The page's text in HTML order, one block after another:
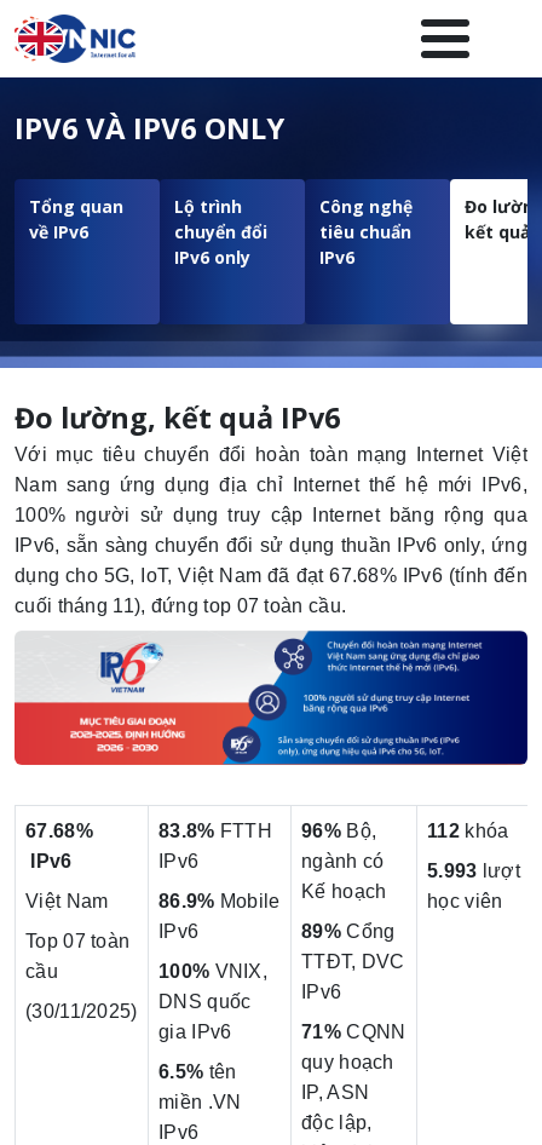
Nhảy đến nội dung
Menuheader của website
IPV6 VÀ IPV6 ONLY
Tổng quan
về IPv6
Lộ trình
chuyển đổi
IPv6 only
Công nghệ
tiêu chuẩn
IPv6
Đo
kết quả
Đo lường, kết quả IPv6
Với mục tiêu chuyển đổi hoàn toàn mạng Internet Việt
Nam sang ứng dụng địa chỉ Internet thế hệ mới IPv6,
100% người sử dụng truy cập Internet băng rộng qua
IPv6, sẵn sàng chuyển đổi sử dụng thuần IPv6 only, ứng
dụng cho 5G, IoT, Việt Nam đã đạt 67.68% IPv6 (tính đến
cuối tháng 11), đứng top 07 toàn cầu.
67.68%
IPv6
Việt Nam
Top 07 toàn
cầu
(30/11/2025)
83.8% FTTH
IPv6
86.9% Mobile
IPv6
100% VNIX,
DNS quốc
gia IPv6
6.5% tên
miền .VN
IPv6
96%Bộ,
ngành có
Kế hoạch
89%Cổng
TTĐT, DVC
IPv6
71%CQNN
quy hoạch
IP, ASN
độc lập,
112 khóa
5.993 lượt
học viên